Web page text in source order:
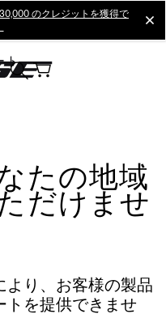
のクレジットを獲得で
ト
たの地域
だけませ
より、お客様の製品
トを提供できませ